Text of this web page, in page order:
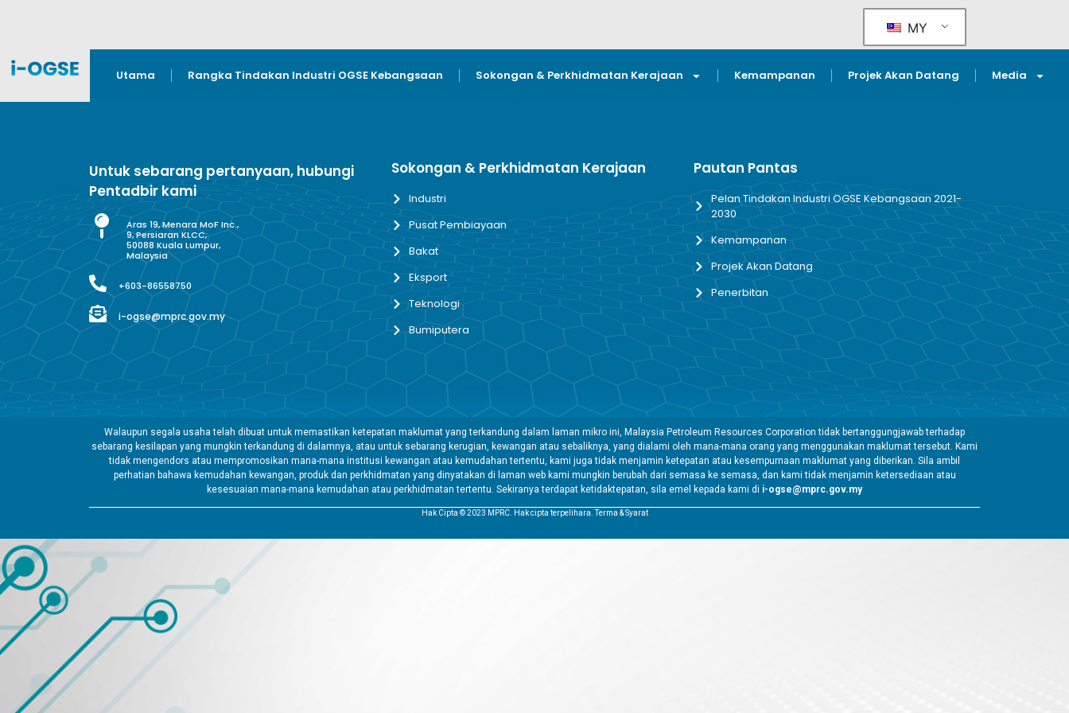
MY
Utama Rangka Tindakan Industri OGSE Kebangsaan Sokongan & Perkhidmatan Kerajaan Kemampanan Projek Akan Datang Media
Untuk sebarang pertanyaan, hubungi
Pentadbir kami
Aras 19, Menara MoF Inc.,
9, Persiaran KLCC,
50088 Kuala Lumpur,
Malaysia
+603-86558750
i-ogse@mprc.gov.my
Sokongan & Perkhidmatan Kerajaan
Industri
Pusat Pembiayaan
Bakat
Eksport
Teknologi
Bumiputera
Pautan Pantas
Pelan Tindakan Industri OGSE Kebangsaan 2021-
2030
Kemampanan
Projek Akan Datang
Penerbitan
Walaupun segala usaha telah dibuat untuk memastikan ketepatan maklumat yang terkandung dalam laman mikro ini, Malaysia Petroleum Resources Corporation tidak bertanggungjawab terhadap
sebarang kesilapan yang mungkin terkandung di dalamnya, atau untuk sebarang kerugian, kewangan atau sebaliknya, yang dialami oleh mana-mana orang yang menggunakan maklumat tersebut. Kami
tidak mengendors atau mempromosikan mana-mana institusi kewangan atau kemudahan tertentu, kami juga tidak menjamin ketepatan atau kesempurnaan maklumat yang diberikan. Sila ambil
perhatian bahawa kemudahan kewangan, produk dan perkhidmatan yang dinyatakan di laman web kami mungkin berubah dari semasa ke semasa, dan kami tidak menjamin ketersediaan atau
kesesuaian mana-mana kemudahan atau perkhidmatan tertentu. Sekiranya terdapat ketidaktepatan, sila emel kepada kami di i-ogse@mprc.gov.my
Hak Cipta © 2023 MPRC. Hak cipta terpelihara. Terma & Syarat